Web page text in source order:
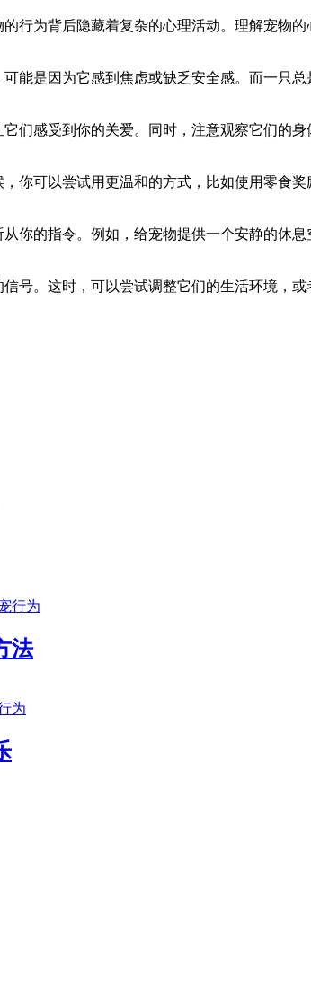
行为背后隐藏着复杂的心理活动。理解宠物
能是因为它感到焦虑或缺乏安全感。而一只
们感受到你的关爱。同时，注意观察它们的
你可以尝试用更温和的方式，比如使用零食
你的指令。例如，给宠物提供一个安静的休
号。这时，可以尝试调整它们的生活环境，
法